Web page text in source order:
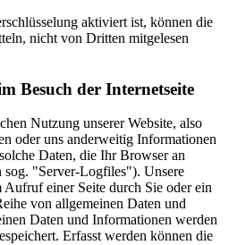
aktiviert ist, können die
nicht von Dritten mitgelesen
Besuch der Internetseite
Nutzung unserer Website, also
oder uns anderweitig Informationen
Daten, die Ihr Browser an
sog. "Server-Logfiles"). Unsere
Aufruf einer Seite durch Sie oder ein
von allgemeinen Daten und
Daten und Informationen werden
Erfasst werden können die